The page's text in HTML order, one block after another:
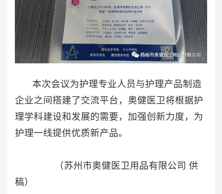
本次会议为护理专业人员与护理产品制造
企业之间搭建了交流平台，奥健医卫将根据护
理学科建设和发展的需要，加强创新力度，为
护理一线提供优质新产品。
（苏州市奥健医卫用品有限公司 供
稿）